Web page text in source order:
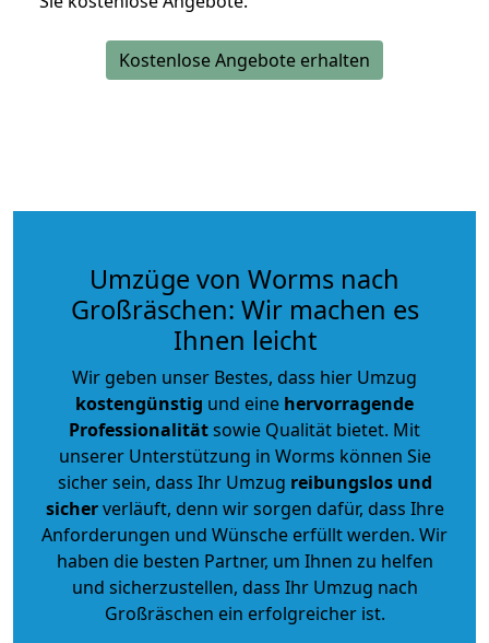
Kostenlose Angebote erhalten
Umzüge von Worms nach
Großräschen: Wir machen es
Ihnen leicht
Wir geben unser Bestes, dass hier Umzug
kostengünstig und eine hervorragende
Professionalitätsowie Qualität bietet. Mit
unserer Unterstützung in Worms können Sie
sicher sein, dass Ihr Umzug reibungslos und
sicherverläuft, denn wir sorgen dafür, dass Ihre
Anforderungen und Wünsche erfüllt werden. Wir
haben die besten Partner, um Ihnen zu helfen
und sicherzustellen, dass Ihr Umzug nach
Großräschen ein erfolgreicher ist.